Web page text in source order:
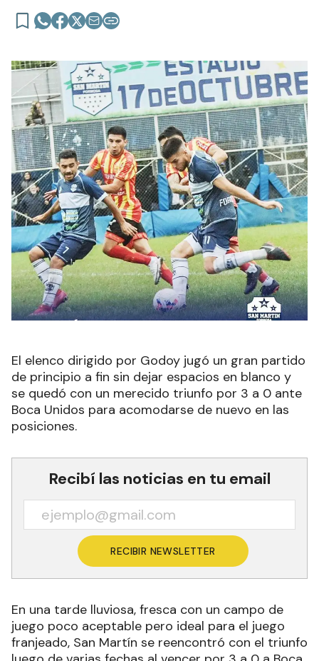
El elenco dirigido por Godoy jugó un gran partido
de principio a fin sin dejar espacios en blanco y
se quedó con un merecido triunfo por 3 a 0 ante
Boca Unidos para acomodarse de nuevo en las
posiciones.
Recibí las noticias en tu email
RECIBIR NEWSLETTER
En una tarde lluviosa, fresca con un campo de
juego poco aceptable pero ideal para el juego
franjeado, San Martín se reencontró con el triunfo